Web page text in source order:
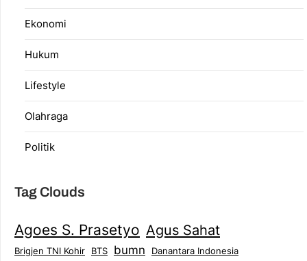
Ekonomi
Hukum
Lifestyle
Olahraga
Politik
Tag Clouds
Agoes S. Prasetyo Agus Sahat
Brigjen TNI Kohir BTS bumn Danantara Indonesia